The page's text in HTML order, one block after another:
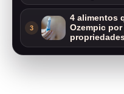
3
4 alimentos
Ozempic